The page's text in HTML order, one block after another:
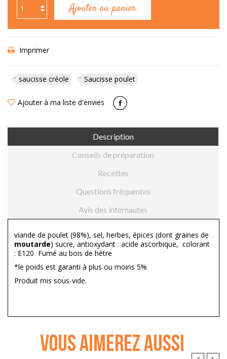
Ajouter au panier
Imprimer
saucisse créole Saucisse poulet
Ajouter à ma liste d'envies
Description
Conseils de préparation
Recettes
Questions fréquentes
Avis des internautes
viande de poulet (98%), sel, herbes, épices (dont graines de
moutarde) sucre, antioxydant : acide ascorbique, colorant
: E120 Fumé au bois de hètre
*le poids est garanti à plus ou moins 5%
Produit mis sous-vide.
VOUS AIMEREZ AUSSI